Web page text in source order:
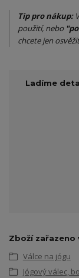
Tip pro nákup:
použití, nebo
chcete jen
Ladíme
Zboží
Válce na jógu
Jógový válec,